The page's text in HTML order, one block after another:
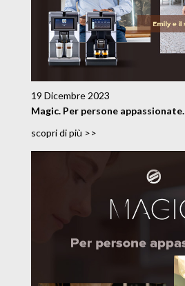
19 Dicembre 2023
Magic. Per persone appassionate.
scopri di più >>